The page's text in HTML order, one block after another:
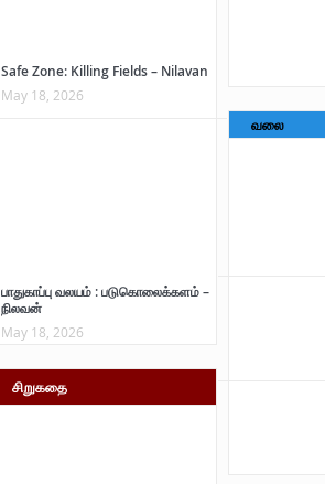
Safe Zone: Killing Fields – Nilavan
May 18, 2026
பாதுகாப்பு வலயம் : படுகொலைக்களம் –
நிலவன்
May 18, 2026
சிறுகதை
வலை